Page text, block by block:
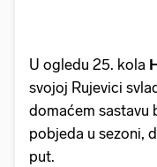
U ogledu 25. kola
svojoj Rujevici
domaćem sastavu
pobjeda u sezoni,
put.